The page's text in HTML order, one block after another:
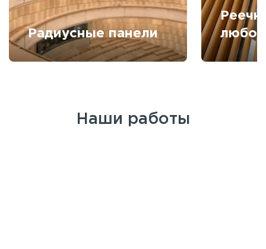
Радиусные панели
Наши работы